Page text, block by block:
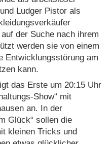
Ludger Pistor als
der Suche nach ihrem
werden sie von einem
Entwicklungsstörung am
kann.
das Erste um 20:15 Uhr
Show“ mit
an. In der
Glück“ sollen die
kleinen Tricks und